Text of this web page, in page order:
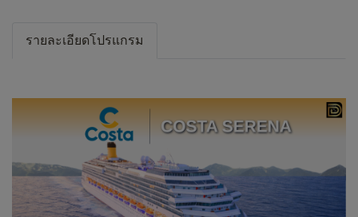
รายละเอียดโปรแกรม